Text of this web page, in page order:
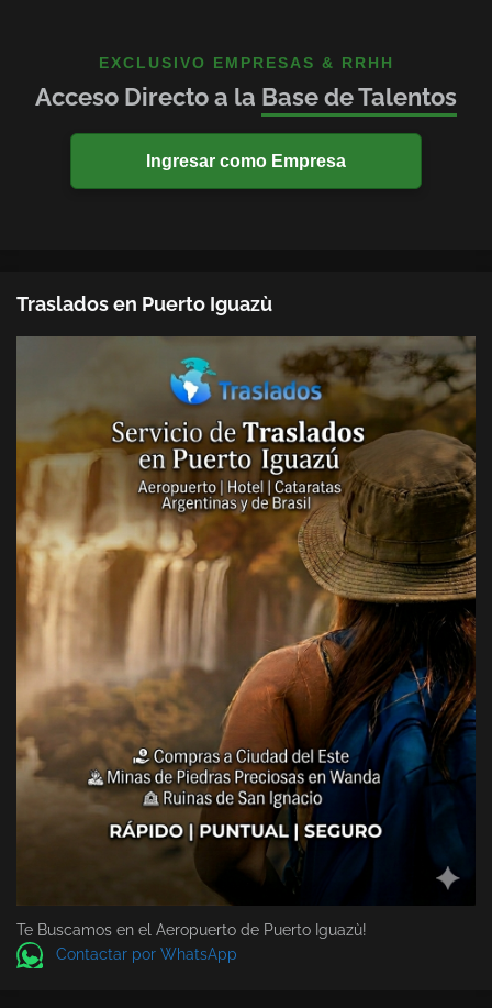
EXCLUSIVO EMPRESAS & RRHH
Acceso Directo a la Base de Talentos
Ingresar como Empresa
Traslados en Puerto Iguazù
Te Buscamos en el Aeropuerto de Puerto Iguazù!
Contactar por WhatsApp